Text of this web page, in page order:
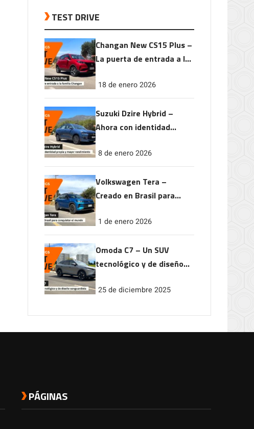
TEST DRIVE
Changan New CS15 Plus –
La puerta de entrada a la
18 de enero 2026
Suzuki Dzire Hybrid –
Ahora con identidad
rendimiento
8 de enero 2026
Volkswagen Tera –
Creado en Brasil para
1 de enero 2026
Omoda C7 – Un SUV
tecnológico y de diseño
25 de diciembre 2025
PÁGINAS